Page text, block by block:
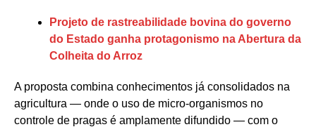
Projeto de rastreabilidade bovina do governo
do Estado ganha protagonismo na Abertura da
Colheita do Arroz
A proposta combina conhecimentos já consolidados na
agricultura — onde o uso de micro-organismos no
controle de pragas é amplamente difundido — com o